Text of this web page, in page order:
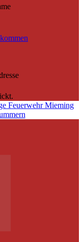
Feuerwehr Mieming